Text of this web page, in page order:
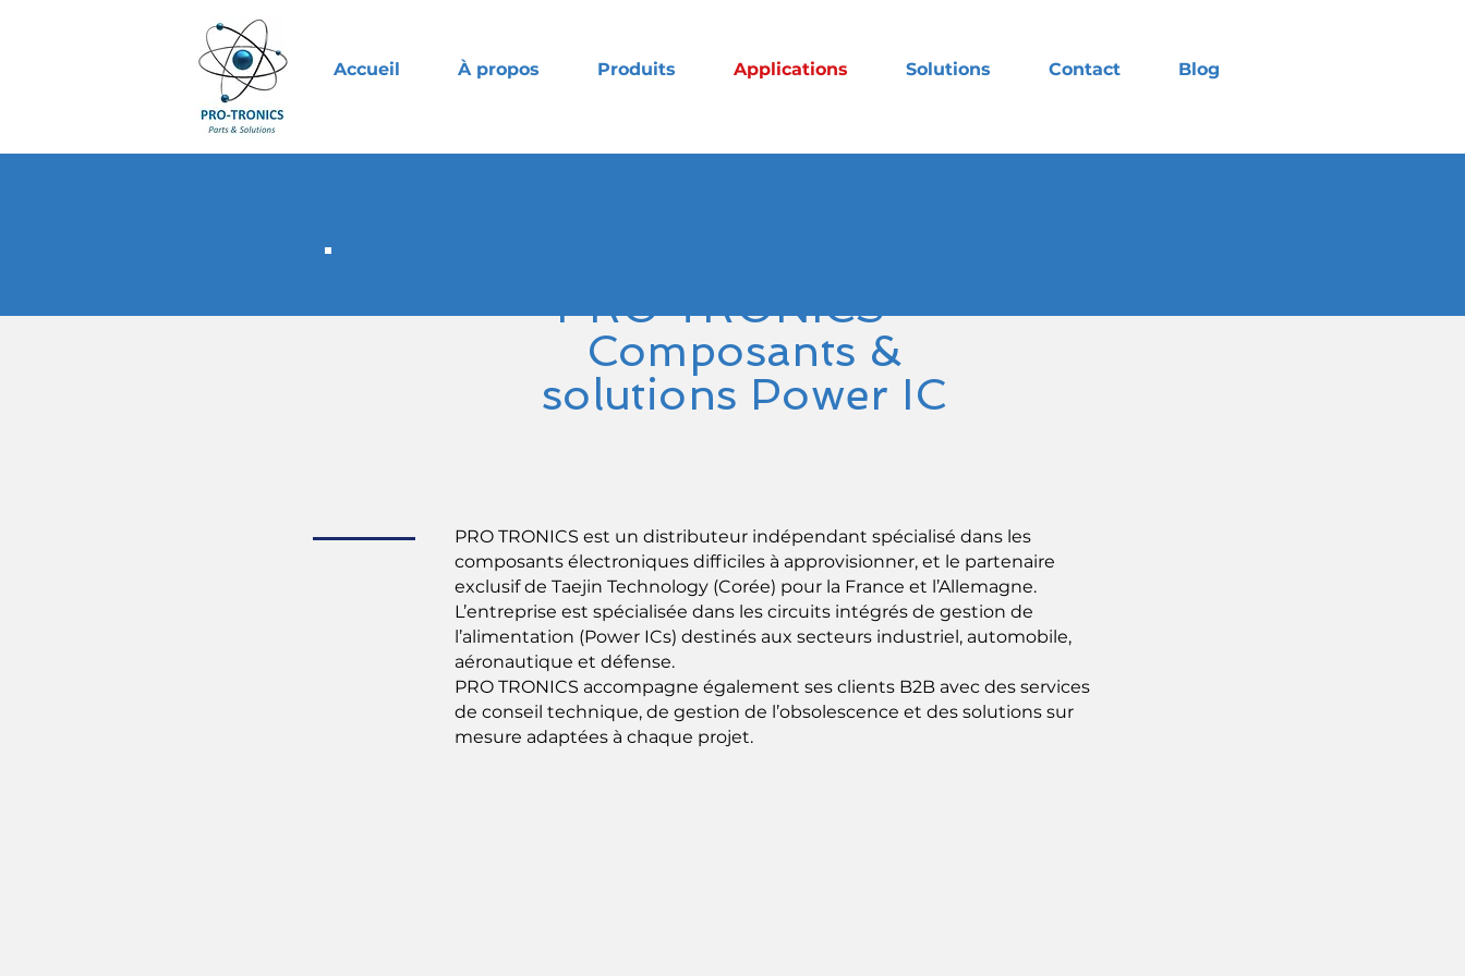
Accueil À propos Produits Applications Solutions Contact Blog
PRO TRONICS –
Composants &
solutions Power IC
PRO TRONICS est un distributeur indépendant spécialisé dans les
composants électroniques difficiles à approvisionner, et le partenaire
exclusif de Taejin Technology (Corée) pour la France et l’Allemagne.
L’entreprise est spécialisée dans les circuits intégrés de gestion de
l’alimentation (Power ICs) destinés aux secteurs industriel, automobile,
aéronautique et défense.
PRO TRONICS accompagne également ses clients B2B avec des services
de conseil technique, de gestion de l’obsolescence et des solutions sur
mesure adaptées à chaque projet.